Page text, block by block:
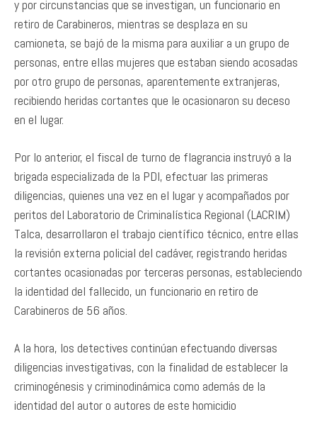
y por circunstancias que se investigan, un funcionario en
retiro de Carabineros, mientras se desplaza en su
camioneta, se bajó de la misma para auxiliar a un grupo de
personas, entre ellas mujeres que estaban siendo acosadas
por otro grupo de personas, aparentemente extranjeras,
recibiendo heridas cortantes que le ocasionaron su deceso
en el lugar.
Por lo anterior, el fiscal de turno de flagrancia instruyó a la
brigada especializada de la PDI, efectuar las primeras
diligencias, quienes una vez en el lugar y acompañados por
peritos del Laboratorio de Criminalística Regional (LACRIM)
Talca, desarrollaron el trabajo científico técnico, entre ellas
la revisión externa policial del cadáver, registrando heridas
cortantes ocasionadas por terceras personas, estableciendo
la identidad del fallecido, un funcionario en retiro de
Carabineros de 56 años.
A la hora, los detectives continúan efectuando diversas
diligencias investigativas, con la finalidad de establecer la
criminogénesis y criminodinámica como además de la
identidad del autor o autores de este homicidio